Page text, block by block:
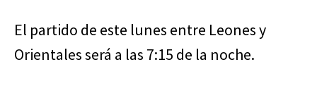
El partido de este lunes entre Leones y
Orientales será a las 7:15 de la noche.